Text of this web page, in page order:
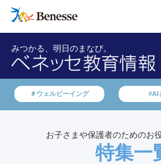
みつかる、明日のまなび。
＃ウェルビーイング #AI
お子さまや保護者のためのお
特集一